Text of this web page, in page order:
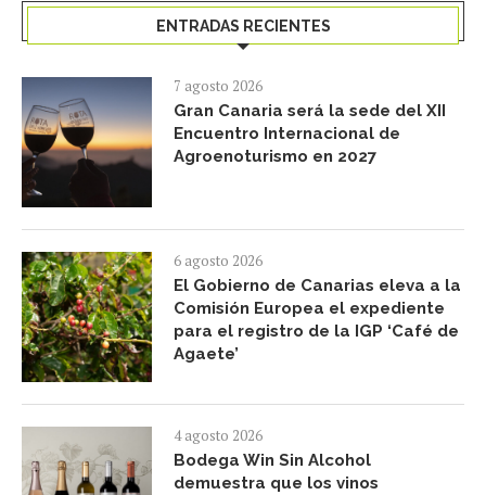
ENTRADAS RECIENTES
7 agosto 2026
Gran Canaria será la sede del XII
Encuentro Internacional de
Agroenoturismo en 2027
6 agosto 2026
El Gobierno de Canarias eleva a la
Comisión Europea el expediente
para el registro de la IGP ‘Café de
Agaete’
4 agosto 2026
Bodega Win Sin Alcohol
demuestra que los vinos